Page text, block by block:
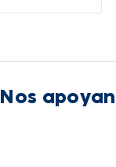
Nos